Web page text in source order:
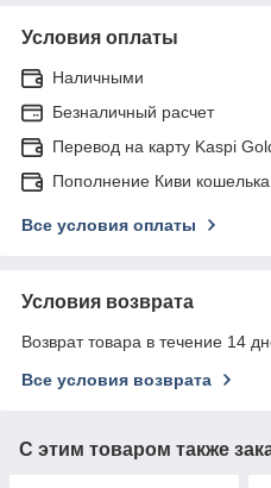
Условия оплаты
Наличными
Безналичный расчет
Перевод на карту Kaspi
Пополнение Киви кошелька
Все условия оплаты
Условия возврата
Возврат товара в течение 14
Все условия возврата
С этим товаром также